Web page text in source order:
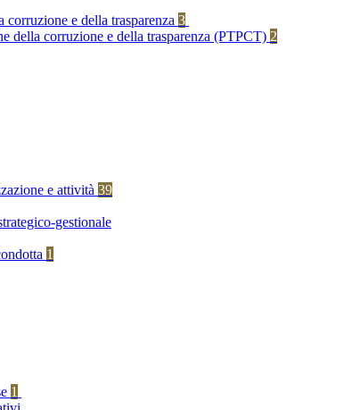
e della trasparenza 3
della corruzione e della trasparenza (PTPCT) 2
e attività 39
gestionale
1
1